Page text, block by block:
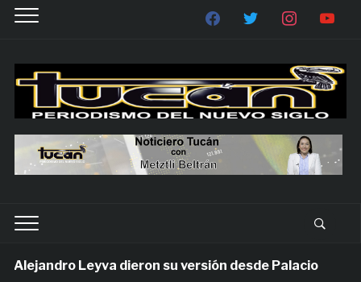
Leyva dieron su versión desde Palacio